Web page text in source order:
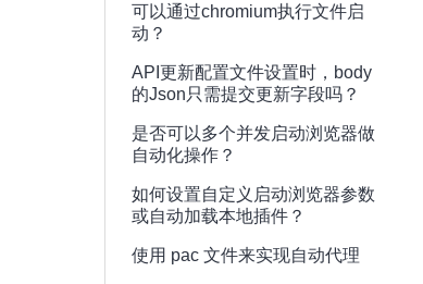
可以通过chromium执行文件启
动？
API更新配置文件设置时，body
的Json只需提交更新字段吗？
是否可以多个并发启动浏览器做
自动化操作？
如何设置自定义启动浏览器参数
或自动加载本地插件？
使用 pac 文件来实现自动代理